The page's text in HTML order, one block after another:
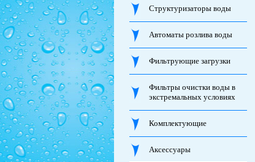
Структуризаторы воды
Автоматы розлива воды
Фильтрующие загрузки
Фильтры очистки воды в
экстремальных условиях
Комплектующие
Аксессуары